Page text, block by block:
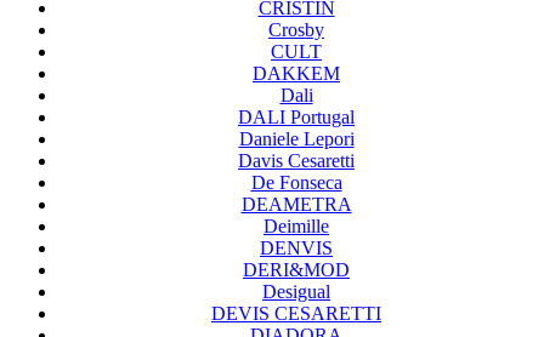
CRISTIN
Crosby
CULT
DAKKEM
Dali
DALI Portugal
Daniele Lepori
Davis Cesaretti
De Fonseca
DEAMETRA
Deimille
DENVIS
DERI&MOD
Desigual
DEVIS CESARETTI